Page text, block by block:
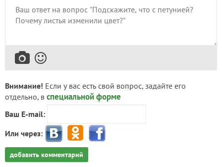
Внимание! Если у вас есть свой вопрос, задайте его
отдельно, в специальной форме
Ваш E-mail:
Или через:
добавить комментарий